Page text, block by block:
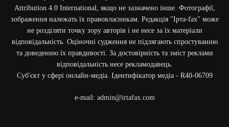
Attribution 4.0 International, якщо не зазначено інше. Фотографії,
зображення належать їх правовласникам. Редакція "Ірта-fax" може
не розділяти точку зору авторів і не несе за їх матеріали
відповідальність. Оціночні судження не підлягають спростуванню
та доведенню їх правдивості. За достовірність та зміст реклами
відповідальність несе рекламодавець.
Cуб'єкт у сфері онлайн-медіа. Ідентифікатор медіа - R40-06709
e-mail: admin@irtafax.com